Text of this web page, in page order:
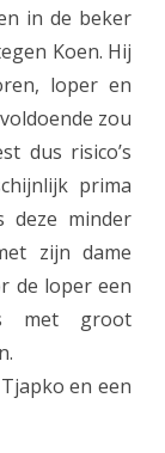
in de beker
Koen. Hij
loper en
zou
dus risico’s
prima
deze minder
zijn dame
de loper een
met groot
en een